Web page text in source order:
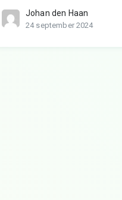
Johan den Haan
24 september 2024